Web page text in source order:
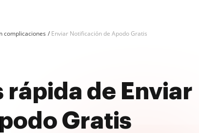
complicaciones Enviar Notificación de Apodo Gratis
rápida de Enviar
Gratis